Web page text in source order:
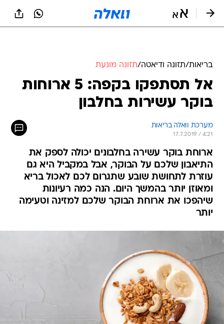
בריאות/תזונה ודיאטה/תזונה מונעת
אל תסתפקו בקפה: 5 ארוחות
בוקר עשירות בחלבון
מערכת וואלה בריאות
17.7.2019 / 4:21
ארוחת בוקר עשירה בחלבונים יכולה לספק את
התיאבון שלכם על הבוקר, אבל במקביל היא גם
עוזרת לתחושת שובע שתגרום לכם לאכול בריא
ומאוזן יותר בהמשך היום. הנה כמה רעיונות
שיהפכו את ארוחת הבוקר שלכם למזינה וטעימה
יותר